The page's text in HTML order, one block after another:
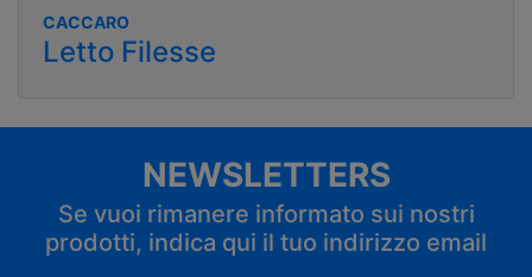
CACCARO
Letto Filesse
NEWSLETTERS
Se vuoi rimanere informato sui nostri
prodotti, indica qui il tuo indirizzo email